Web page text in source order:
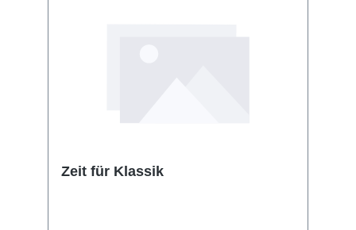
Zeit für Klassik